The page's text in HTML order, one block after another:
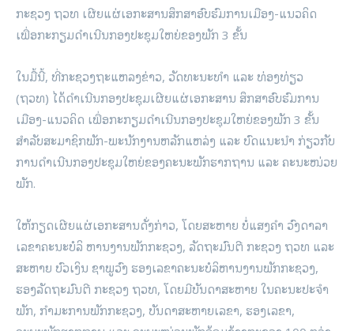
ກະຊວງ ຖວທ ເຜີຍແຜ່ເອກະສານສຶກສາອົບຮົມການເມືອງ-ແນວຄິດ
ເພື່ອກະກຽມດຳເນີນກອງປະຊຸມໃຫຍ່ຂອງພັກ 3 ຂັ້ນ
ໃນມື້ນີ້, ທີ່ກະຊວງຖະແຫລງຂ່າວ, ວັດທະນະທຳ ແລະ ທ່ອງທ່ຽວ
(ຖວທ) ໄດ້ດຳເນີນກອງປະຊຸມເຜີຍແຜ່ເອກະສານ ສຶກສາອົບຮົມການ
ເມືອງ-ແນວຄິດ ເພື່ອກະກຽມດຳເນີນກອງປະຊຸມໃຫຍ່ຂອງພັກ 3 ຂັ້ນ
ສຳລັບສະມາຊິກພັກ-ພະນັກງານຫລັກແຫລ່ງ ແລະ ບົດແນະນຳ ກ່ຽວກັບ
ການດຳເນີນກອງປະຊຸມໃຫຍ່ຂອງຄະນະພັກຮາກຖານ ແລະ ຄະນະໜ່ວຍ
ພັກ.
ໃຫ້ກຽດເຜີຍແຜ່ເອກະສານດັ່ງກ່າວ, ໂດຍສະຫາຍ ບໍ່ແສງຄຳ ວົງດາລາ
ເລຂາຄະນະບໍລິ ຫານງານພັກກະຊວງ, ລັດຖະມົນຕີ ກະຊວງ ຖວທ ແລະ
ສະຫາຍ ບົວເງິນ ຊາພູວົງ ຮອງເລຂາຄະນະບໍລິຫານງານພັກກະຊວງ,
ຮອງລັດຖະມົນຕີ ກະຊວງ ຖວທ, ໂດຍມີບັນດາສະຫາຍ ໃນຄະນະປະຈຳ
ພັກ, ກຳມະການພັກກະຊວງ, ບັນດາສະຫາຍເລຂາ, ຮອງເລຂາ,